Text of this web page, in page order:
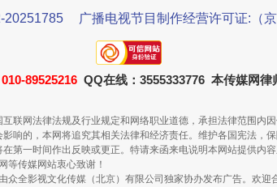
一颗心始终滚烫
20251785
广播电视节目制作经营许可证:（
010-89525216 QQ在线：3555333776 本传媒网律
联网法律法规及行业规定和网络职业道德，承担法律范围内
响的，本网将追究其相关法律和经济责任。维护各国宪法，
第一时间作出反映或更正。特请来函来电说明本网站提供内
等传媒网站衷心致谢！
众全影视文化传媒（北京）有限公司独家协办发布广告。欢